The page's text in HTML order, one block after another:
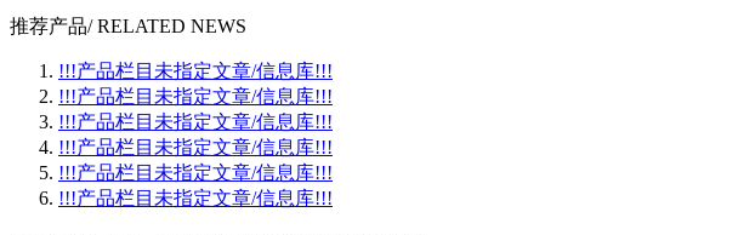
推荐产品/ RELATED NEWS
!!!产品栏目未指定文章/信息库!!!
!!!产品栏目未指定文章/信息库!!!
!!!产品栏目未指定文章/信息库!!!
!!!产品栏目未指定文章/信息库!!!
!!!产品栏目未指定文章/信息库!!!
!!!产品栏目未指定文章/信息库!!!